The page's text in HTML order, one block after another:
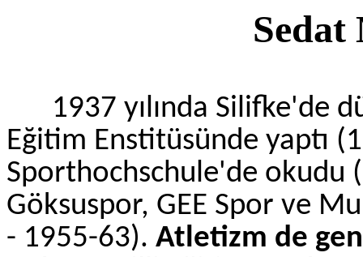
1937 yılında Silifke'de
Eğitim Enstitüsünde yaptı
Sporthochschule'de okudu
Göksuspor, GEE Spor ve
- 1955-63). Atletizm de